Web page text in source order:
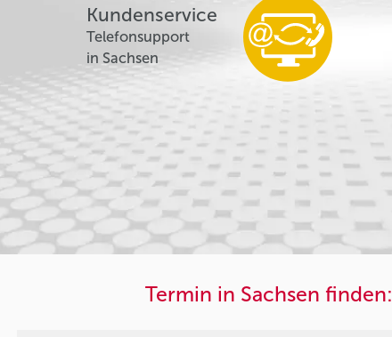
Kundenservice
Telefonsupport
in Sachsen
Termin in Sachsen finden: